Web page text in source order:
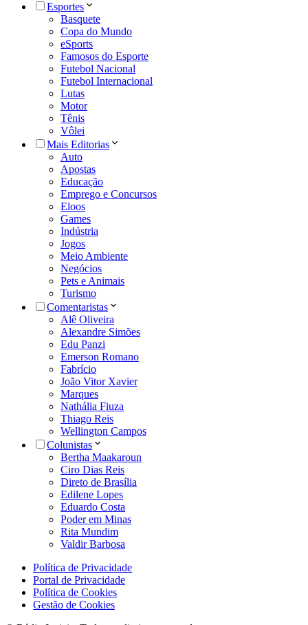
Esportes
Basquete
Copa do Mundo
eSports
Famosos do Esporte
Futebol Nacional
Futebol Internacional
Lutas
Motor
Tênis
Vôlei
Mais Editorias
Auto
Apostas
Educação
Emprego e Concursos
Eloos
Games
Indústria
Jogos
Meio Ambiente
Negócios
Pets e Animais
Turismo
Comentaristas
Alê Oliveira
Alexandre Simões
Edu Panzi
Emerson Romano
Fabrício
João Vitor Xavier
Marques
Nathália Fiuza
Thiago Reis
Wellington Campos
Colunistas
Bertha Maakaroun
Ciro Dias Reis
Direto de Brasília
Edilene Lopes
Eduardo Costa
Poder em Minas
Rita Mundim
Valdir Barbosa
Política de Privacidade
Portal de Privacidade
Política de Cookies
Gestão de Cookies